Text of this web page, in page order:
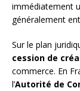
immédiatement
généralement
Sur le plan
cession de
commerce. En
l’Autorité de